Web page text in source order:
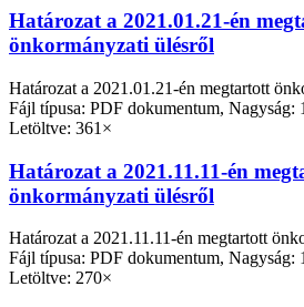
Határozat a 2021.01.21-én
önkormányzati ülésről
Határozat a 2021.01.21-én megtartott
Fájl típusa: PDF dokumentum, Nagyság:
Letöltve: 361×
Határozat a 2021.11.11-én
önkormányzati ülésről
Határozat a 2021.11.11-én megtartott
Fájl típusa: PDF dokumentum, Nagyság:
Letöltve: 270×